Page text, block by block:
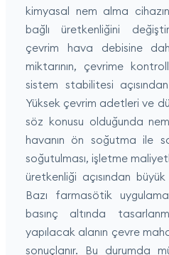
kimyasal nem alma
bağlı üretkenliğini
çevrim hava debisine
miktarının, çevrime
sistem stabilitesi
Yüksek çevrim adetleri ve
söz konusu olduğunda
havanın ön soğutma ile
soğutulması, işletme
üretkenliği açısından
Bazı farmasötik
basınç altında
yapılacak alanın çevre
sonuçlanır. Bu durumda